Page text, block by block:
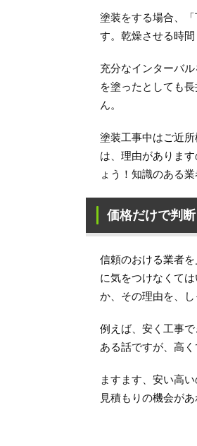
塗装をする場合、
す。乾燥させる時
充分なインターバ
を塗ったとしても
ん。
塗装工事中はご近
は、理由がありま
ょう！知識のある
価格だけで判断
信頼のおける業者
に気をつけなくて
か、その理由を、し
例えば、安く工事
ある話ですが、高
ますます、安い高
見積もりの機会が